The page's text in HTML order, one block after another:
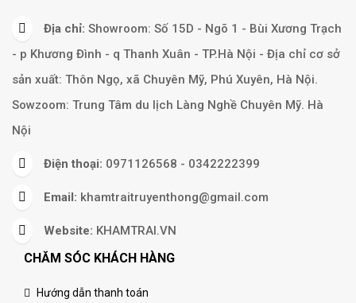
Địa chỉ: Showroom: Số 15D - Ngõ 1 - Bùi Xương Trạch
- p Khương Đình - q Thanh Xuân - TP.Hà Nội - Địa chỉ cơ sở
sản xuất: Thôn Ngọ, xã Chuyên Mỹ, Phú Xuyên, Hà Nội.
Sowzoom: Trung Tâm du lịch Làng Nghề Chuyên Mỹ. Hà
Nội
Điện thoại: 0971126568 - 0342222399
Email: khamtraitruyenthong@gmail.com
Website: KHAMTRAI.VN
CHĂM SÓC KHÁCH HÀNG
Hướng dẫn thanh toán